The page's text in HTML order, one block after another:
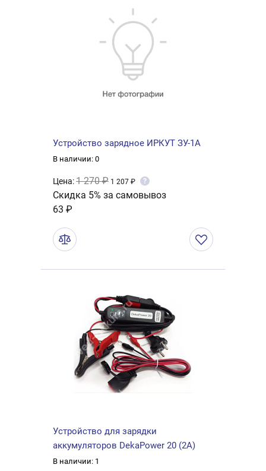
Устройство зарядное ИРКУТ ЗУ-1А
В наличии: 0
Цена:1 270 ₽ 1 207 ₽ ?
Скидка 5% за самовывоз
63 ₽
Устройство для зарядки
аккумуляторов DekaPower 20 (2А)
В наличии: 1